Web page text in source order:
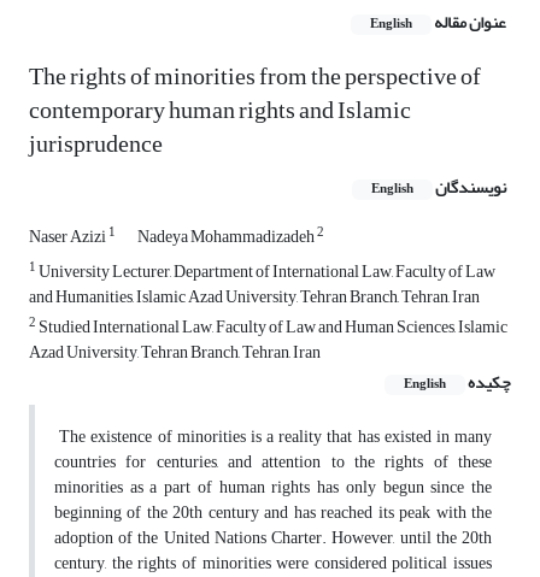
عنوان مقاله English
The rights of minorities from the perspective of
contemporary human rights and Islamic
jurisprudence
نویسندگان English
Naser Azizi1 Nadeya Mohammadizadeh2
1University Lecturer, Department of International Law, Faculty of Law
and Humanities, Islamic Azad University, Tehran Branch, Tehran, Iran
2 Studied International Law, Faculty of Law and Human Sciences, Islamic
Azad University, Tehran Branch, Tehran, Iran
چکیده
English
The existence of minorities is a reality that has existed in many
countries for centuries, and attention to the rights of these
minorities as a part of human rights has only begun since the
beginning of the 20th century and has reached its peak with the
adoption of the United Nations Charter. However, until the 20th
century, the rights of minorities were considered political issues